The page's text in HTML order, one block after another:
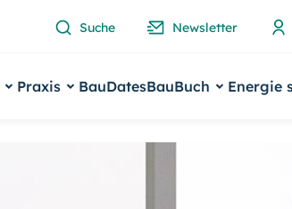
Suche Newsletter
Praxis BauDatesBauBuch Energie